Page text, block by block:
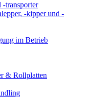
-transporter
-kipper und -
im Betrieb
& Rollplatten